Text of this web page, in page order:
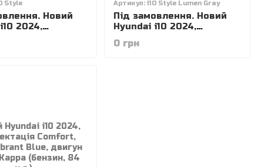
Style
Новий
2024,
Style,
Blue Pearl,
Артикул: i10 Style Lumen Gray
Під замовлення. Новий
Hyundai i10 2024,
комплектація Style,
колір Lumen Gray, двигун
0 грн